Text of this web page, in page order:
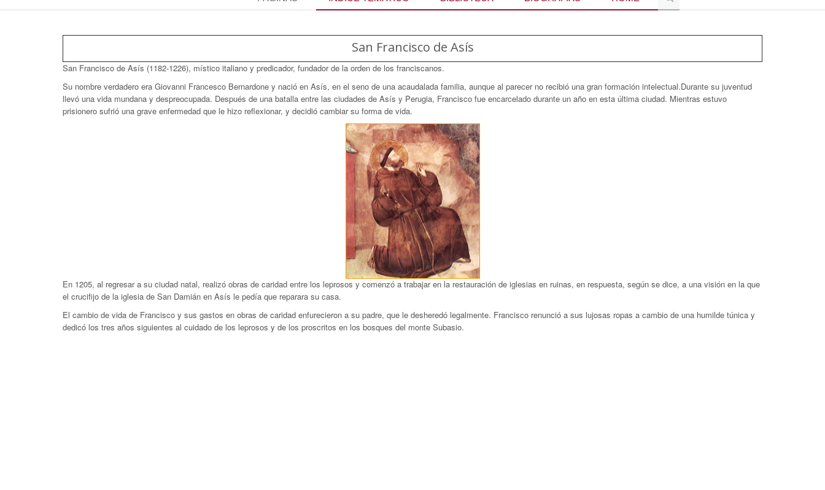
San Francisco de Asís
San Francisco de Asís (1182-1226), místico italiano y predicador, fundador de la orden de los franciscanos.
Su nombre verdadero era Giovanni Francesco Bernardone y nació en Asís, en el seno de una acaudalada familia, aunque al parecer no recibió una gran formación intelectual.Durante su juventud
llevó una vida mundana y despreocupada. Después de una batalla entre las ciudades de Asís y Perugia, Francisco fue encarcelado durante un año en esta última ciudad. Mientras estuvo
prisionero sufrió una grave enfermedad que le hizo reflexionar, y decidió cambiar su forma de vida.
En 1205, al regresar a su ciudad natal, realizó obras de caridad entre los leprosos y comenzó a trabajar en la restauración de iglesias en ruinas, en respuesta, según se dice, a una visión en la que
el crucifijo de la iglesia de San Damián en Asís le pedía que reparara su casa.
El cambio de vida de Francisco y sus gastos en obras de caridad enfurecieron a su padre, que le desheredó legalmente. Francisco renunció a sus lujosas ropas a cambio de una humilde túnica y
dedicó los tres años siguientes al cuidado de los leprosos y de los proscritos en los bosques del monte Subasio.